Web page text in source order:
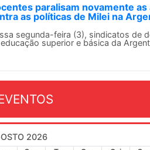
ANDES-SN convoca
Solidariedade
13 de agosto
O ANDES-SN conclama suas
2026